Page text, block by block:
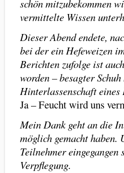
schön mitzubekommen
vermittelte Wissen
Dieser Abend endete,
bei der ein Hefeweizen
Berichten zufolge ist
worden – besagter
Hinterlassenschaft eines
Ja – Feucht wird uns
Mein Dank geht an die
möglich gemacht
Teilnehmer
Verpflegung.